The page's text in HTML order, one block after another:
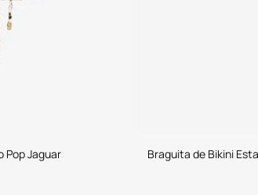
Pop Jaguar Braguita de Bikini